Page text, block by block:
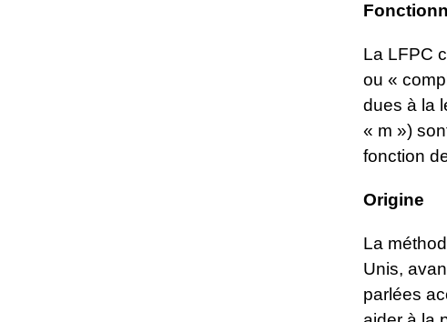
La LFPC
ou «
dues à la
« m »)
fonction
Origine
La
Unis,
parlées